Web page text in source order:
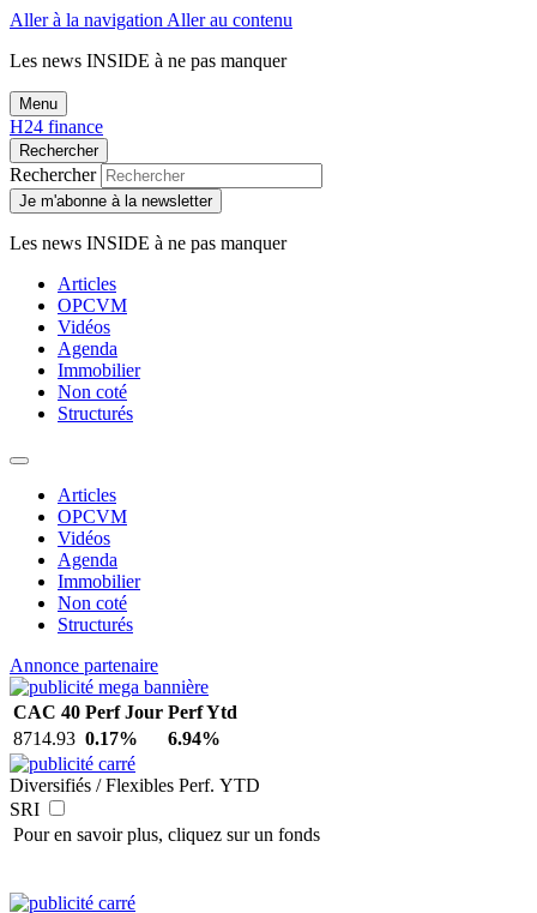
Aller à la navigation Aller au contenu
Les news INSIDE à ne pas manquer
Menu
H24 finance
Rechercher
Rechercher
Je m'abonne à la newsletter
Les news INSIDE à ne pas manquer
Articles
OPCVM
Vidéos
Agenda
Immobilier
Non coté
Structurés
Articles
OPCVM
Vidéos
Agenda
Immobilier
Non coté
Structurés
Annonce partenaire
CAC 40 Perf Jour Perf Ytd
8714.93 0.17% 6.94%
Diversifiés / Flexibles Perf. YTD
SRI
Pour en savoir plus, cliquez sur un fonds